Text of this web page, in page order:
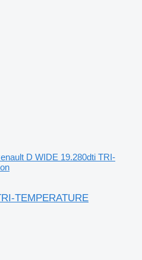
D WIDE 19.280dti TRI-
TEMPERATURE